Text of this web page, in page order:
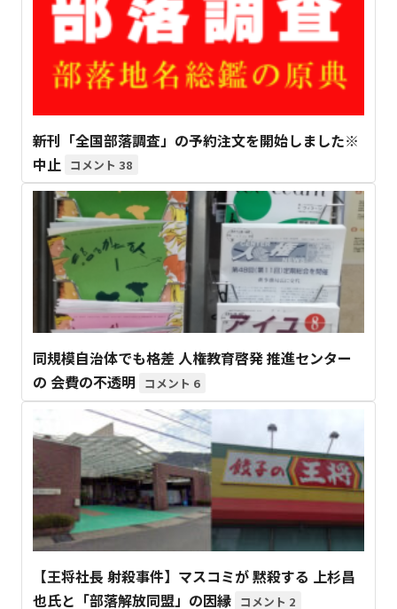
新刊「全国部落調査」の予約注文を開始しました※
中止
38
同規模自治体でも格差 人権教育啓発 推進センター
の 会費の不透明
6
【王将社長 射殺事件】マスコミが 黙殺する 上杉昌
也氏と「部落解放同盟」の因縁
2